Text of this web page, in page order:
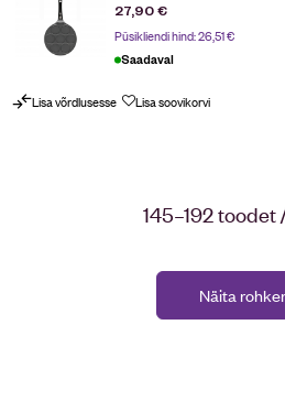
27,90€
Püsikliendi hind:26,51€
Saadaval
Lisa võrdlusesse Lisa soovikorvi
145–192
Näita